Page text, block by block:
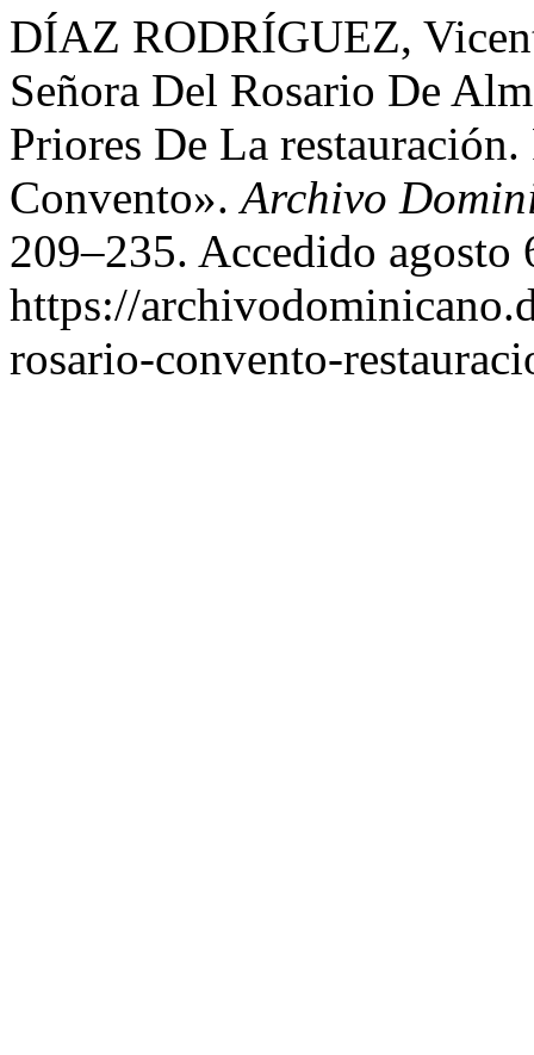
DÍAZ RODRÍGUEZ,
Señora Del Rosario De
Priores De La
Convento».Archivo
209–235. Accedido agosto
https://
rosario-convento-